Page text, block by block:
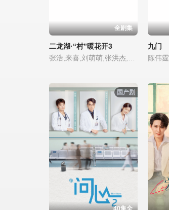
全剧集
二龙湖·“村”暖花开3
九门
国产剧
40集全